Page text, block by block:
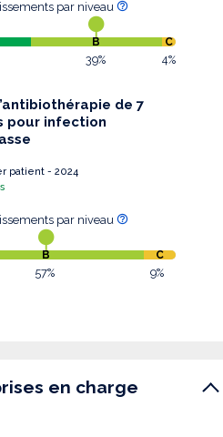
par niveau
B C
39% 4%
de 7
pour infection
patient - 2024
par niveau
B C
57% 9%
en charge